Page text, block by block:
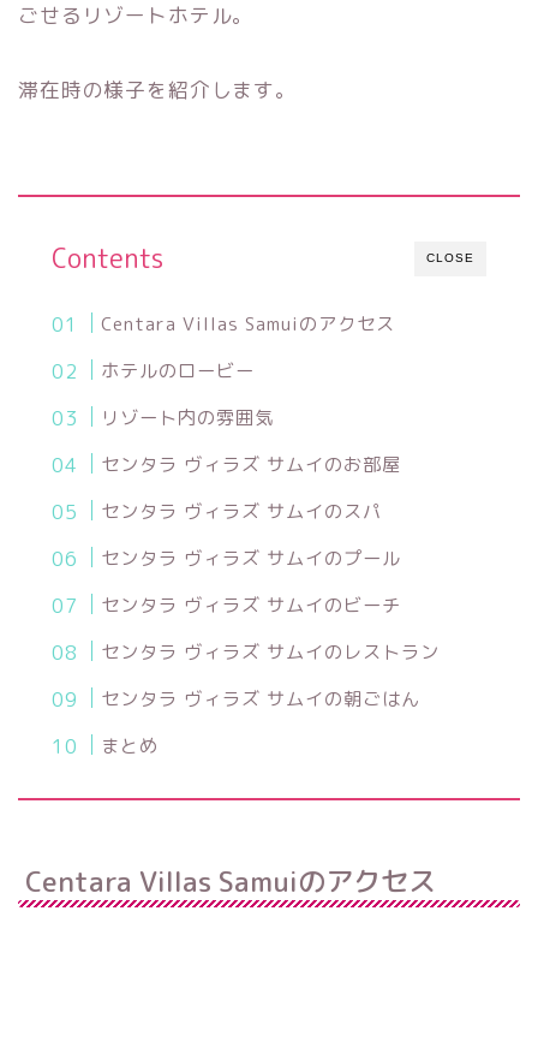
ごせるリゾートホテル。
滞在時の様子を紹介します。
CLOSE
Contents
Centara Villas Samuiのアクセス
ホテルのロービー
リゾート内の雰囲気
センタラ ヴィラズ サムイのお部屋
センタラ ヴィラズ サムイのスパ
センタラ ヴィラズ サムイのプール
センタラ ヴィラズ サムイのビーチ
センタラ ヴィラズ サムイのレストラン
センタラ ヴィラズ サムイの朝ごはん
まとめ
Centara Villas Samuiのアクセス